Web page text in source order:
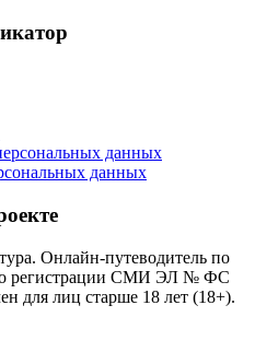
данных
данных
Онлайн-путеводитель по
о регистрации СМИ ЭЛ № ФС
для лиц старше 18 лет (18+).